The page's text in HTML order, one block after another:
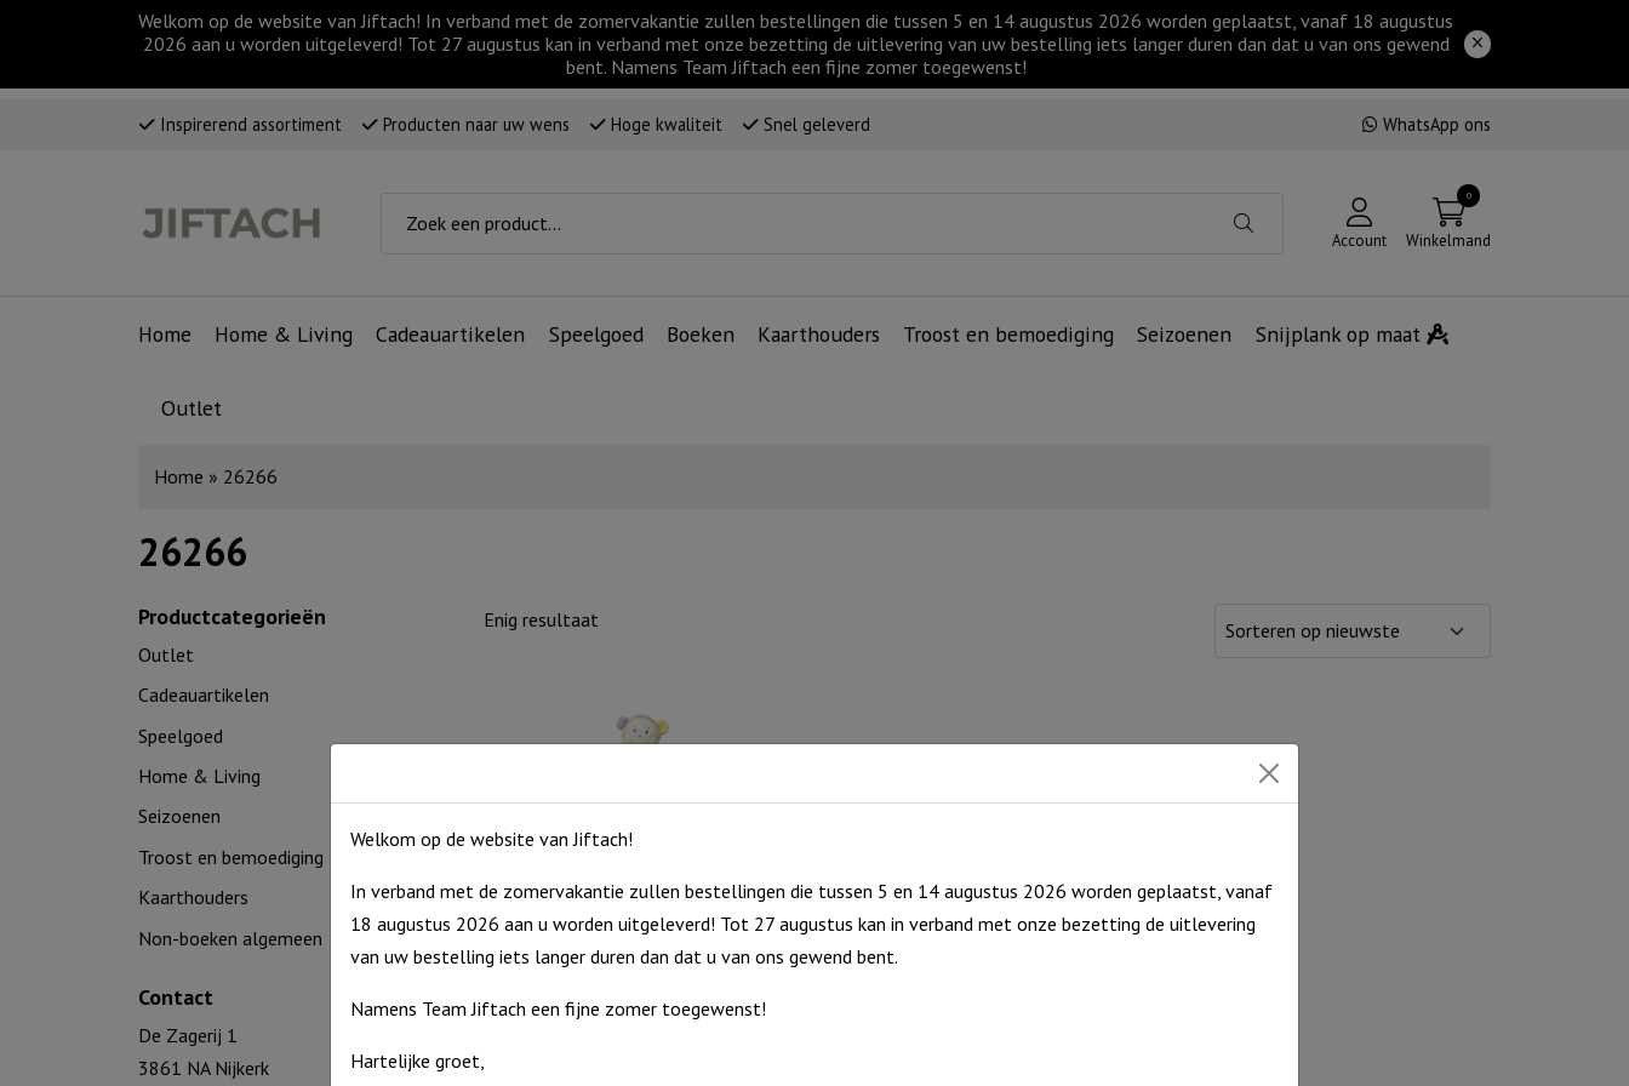
Welkom op de website van Jiftach! In verband met de zomervakantie zullen bestellingen die tussen 5 en 14 augustus 2026 worden geplaatst, vanaf 18 augustus
2026 aan u worden uitgeleverd! Tot 27 augustus kan in verband met onze bezetting de uitlevering van uw bestelling iets langer duren dan dat u van ons gewend
bent. Namens Team Jiftach een fijne zomer toegewenst!
Inspirerend assortiment Producten naar uw wens Hoge kwaliteit Snel geleverd WhatsApp ons
Account
0
Winkelmand
Home Home & Living Cadeauartikelen Speelgoed Boeken Kaarthouders Troost en bemoediging Seizoenen Snijplank op maat
Outlet
Home » 26266
26266
Productcategorieën
Outlet
Cadeauartikelen
Speelgoed
Home & Living
Seizoenen
Troost en bemoediging
Kaarthouders
Non-boeken algemeen
Contact
De Zagerij 1
3861 NA Nijkerk
Enig resultaat
Speenhouder Aap luxe
€ 8,95
Welkom op de website van Jiftach!
In verband met de zomervakantie zullen bestellingen die tussen 5 en 14 augustus 2026 worden geplaatst, vanaf
18 augustus 2026 aan u worden uitgeleverd! Tot 27 augustus kan in verband met onze bezetting de uitlevering
van uw bestelling iets langer duren dan dat u van ons gewend bent.
Namens Team Jiftach een fijne zomer toegewenst!
Hartelijke groet,